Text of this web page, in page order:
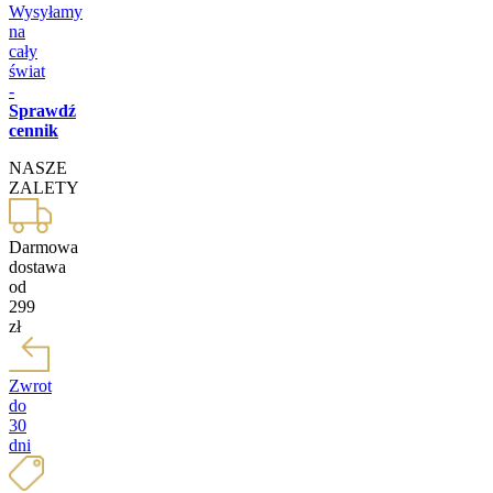
Wysyłamy
na
cały
świat
-
Sprawdź
cennik
NASZE
ZALETY
Darmowa
dostawa
od
299
zł
Zwrot
do
30
dni